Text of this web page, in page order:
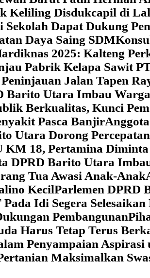
Keliling Disdukcapil di
Dapat Dukung
Daya Saing SDM
2025: Kalteng
Pabrik Kelapa Sawit
Jalan Tapen
Barito Utara Imbau
Berkualitas, Kunci
Pasca Banjir
Utara Dorong
KM 18, Pertamina
DPRD Barito Utara
Tua Awasi Anak-Anak
KecilParlemen DPRD
Idi Segera
Pembangunan
Harus Tetap Terus
Penyampaian Aspirasi
Maksimalkan